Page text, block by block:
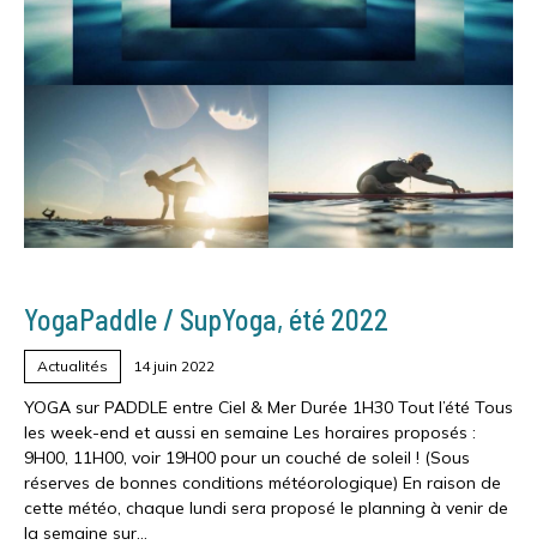
YogaPaddle / SupYoga, été 2022
Actualités 14 juin 2022
YOGA sur PADDLE entre Ciel & Mer Durée 1H30 Tout l’été Tous
les week-end et aussi en semaine Les horaires proposés :
9H00, 11H00, voir 19H00 pour un couché de soleil ! (Sous
réserves de bonnes conditions météorologique) En raison de
cette météo, chaque lundi sera proposé le planning à venir de
la semaine sur…